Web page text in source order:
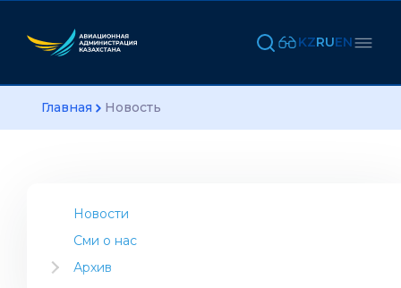
KZRUEN
Главная Новость
Новости
Сми о нас
Архив